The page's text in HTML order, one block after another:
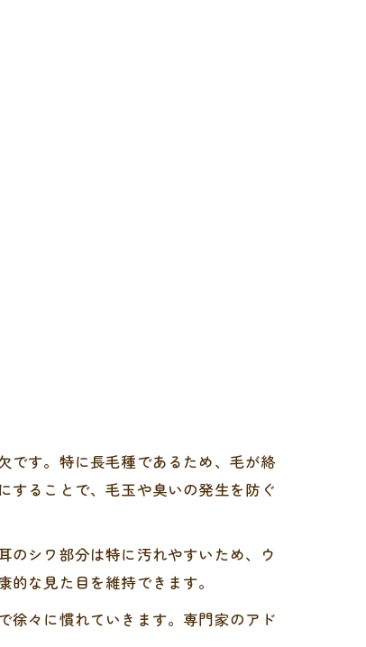
です。特に長毛種であるため、毛が絡
することで、毛玉や臭いの発生を防ぐ
のシワ部分は特に汚れやすいため、ウ
な見た目を維持できます。
徐々に慣れていきます。専門家のアド